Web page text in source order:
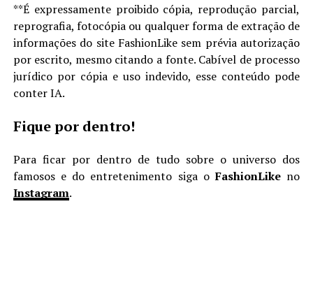
**É expressamente proibido cópia, reprodução parcial,
reprografia, fotocópia ou qualquer forma de extração de
informações do site FashionLike sem prévia autorização
por escrito, mesmo citando a fonte. Cabível de processo
jurídico por cópia e uso indevido, esse conteúdo pode
conter IA.
Fique por dentro!
Para ficar por dentro de tudo sobre o universo dos
famosos e do entretenimento siga oFashionLike no
Instagram.